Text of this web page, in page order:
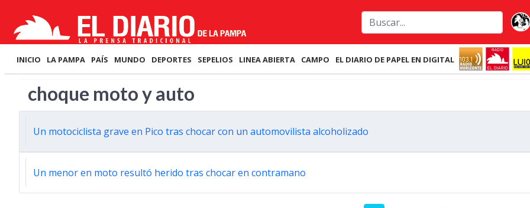
INICIO LA PAMPA PAÍS MUNDO DEPORTES SEPELIOS LINEA ABIERTA CAMPO EL DIARIO DE PAPEL EN DIGITAL
choque moto y auto
Un motociclista grave en Pico tras chocar con un automovilista alcoholizado
Un menor en moto resultó herido tras chocar en contramano